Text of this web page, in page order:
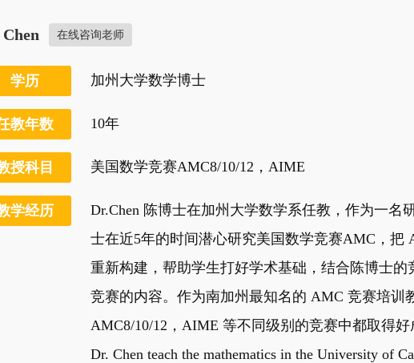
在线咨询老师
学历 加州大学数学博士
教年数 10年
授科目 美国数学竞赛AMC8/10/12，AIME
学经历
Dr.Chen 陈博士在加州大学数学系任教，作为一名
士在近5年的时间潜心研究美国数学竞赛AMC，把
重新构建，帮助学生打好学术基础，结合陈博士
竞赛的内容。作为南加州最知名的 AMC 竞赛培训
AMC8/10/12，AIME 等不同级别的竞赛中都取得好
Dr. Chen teach the mathematics in the University of